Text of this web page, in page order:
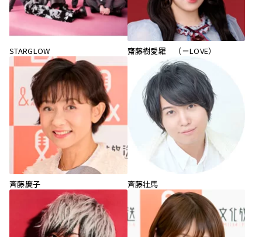
STARGLOW 齋藤樹愛羅 （＝LOVE）
斉藤慶子 斉藤壮馬